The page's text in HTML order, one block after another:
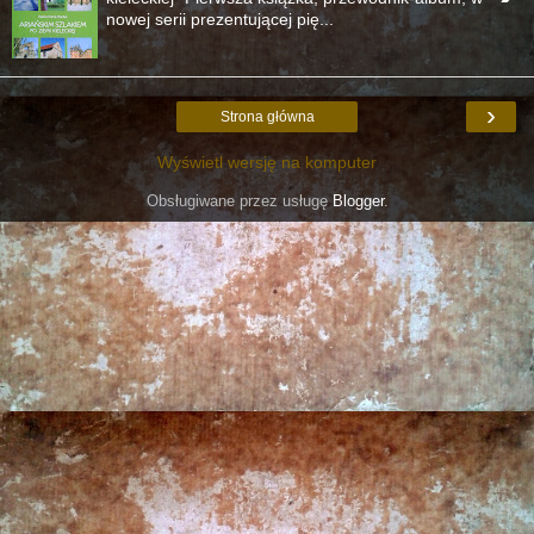
nowej serii prezentującej pię...
›
Strona główna
Wyświetl wersję na komputer
Obsługiwane przez usługę Blogger.